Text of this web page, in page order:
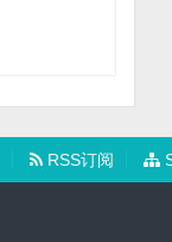
RSS订阅